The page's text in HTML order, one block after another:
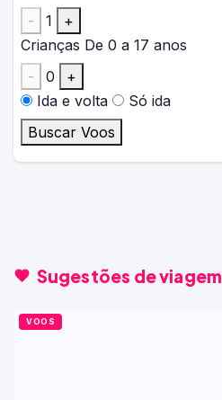
-
1
+
Crianças De 0 a 17 anos
-
0
+
Ida e volta
Só ida
Buscar Voos
Sugestões de viagem
VOOS